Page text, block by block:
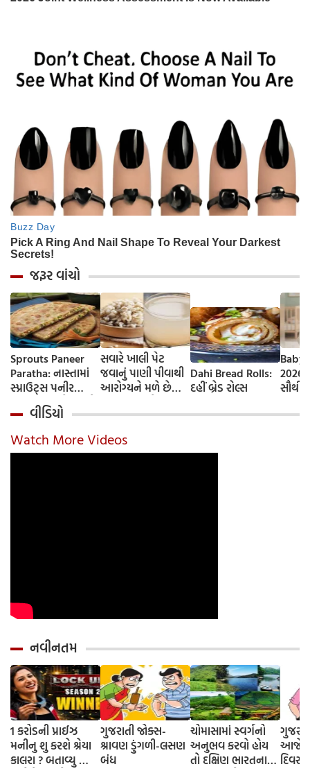
જરૂર વાંચો
Sprouts Paneer
Paratha: નાસ્તામાં
સ્પ્રાઉટ્સ પનીર
પરાઠા બનાવો, તમને
પ્રોટીનનો ડબલ ડોઝ
મળશે
સવારે ખાલી પેટ
જવાનું પાણી પીવાથી
આરોગ્યને મળે છે
જાણીએ તેના ફાયદા
અને ઉપયોગ કરવાની
યોગ્ય રીત
Dahi Bread Rolls:
દહીં બ્રેડ રોલ્સ
Baby
વીડિયો
Watch More Videos
નવીનતમ
1 કરોડની પ્રાઈઝ
મનીનુ શુ કરશે શ્રેયા
કાલરા ? બતાવ્યુ ક્યા
ગુજરાતી જોક્સ-
શ્રાવણ ડુંગળી-લસણ
બંધ
ચોમાસામાં સ્વર્ગનો
અનુભવ કરવો હોય
તો દક્ષિણ ભારતના
આજે
દિવસ